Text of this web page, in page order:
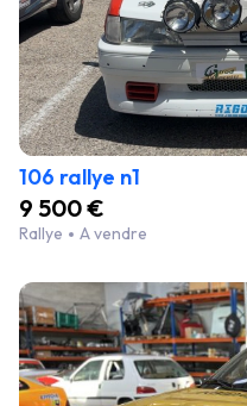
106 rallye n1
9 500 €
Rallye A vendre